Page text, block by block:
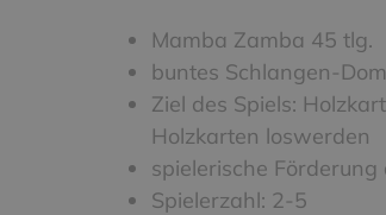
Mamba Zamba 45 tlg.
buntes Schlangen-
Ziel des Spiels:
Holzkarten loswerden
spielerische
Spielerzahl: 2-5